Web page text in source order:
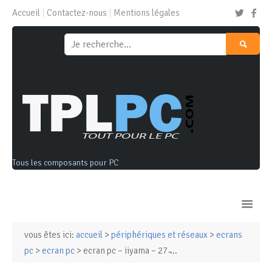
Accueil Contactez-nous Mentions légales
Tous les composants pour PC
Ordinateurs & Tablettes
vous êtes ici: accueil > périphériques et réseaux > ecrans
pc > ecran pc > ecran pc – iiyama – 27 ̵...